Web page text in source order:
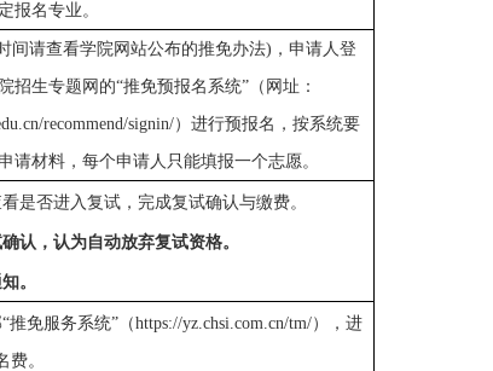
报名专业。
间请查看学院网站公布的推免办法)，申请人登
招生专题网的“推免预报名系统”（网址：
recommend/signin/）进行预报名，按系统要
请材料，每个申请人只能填报一个志愿。
是否进入复试，完成复试确认与缴费。
认，认为自动放弃复试资格。
。
推免服务系统”（https://yz.chsi.com.cn/tm/），进
费。